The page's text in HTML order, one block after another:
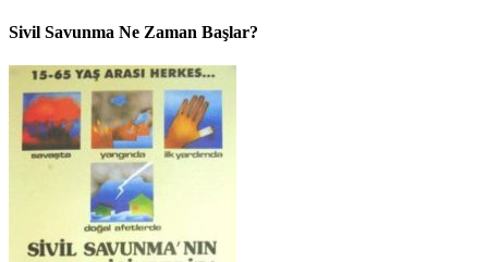
Sivil Savunma Ne Zaman Başlar?